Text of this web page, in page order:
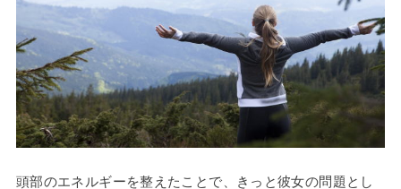
頭部のエネルギーを整えたことで、きっと彼女の問題とし